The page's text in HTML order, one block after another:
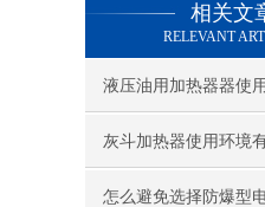
相关文
RELEVANT
液压油用加热器器使
享给大家
灰斗加热器使用环境
怎么避免选择防爆型